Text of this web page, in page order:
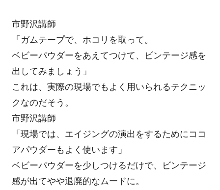
市野沢講師
「ガムテープで、ホコリを取って。
ベビーパウダーをあえてつけて、ビンテージ感を
出してみましょう」
これは、実際の現場でもよく用いられるテクニッ
クなのだそう。
市野沢講師
「現場では、エイジングの演出をするためにココ
アパウダーもよく使います」
ベビーパウダーを少しつけるだけで、ビンテージ
感が出てやや退廃的なムードに。